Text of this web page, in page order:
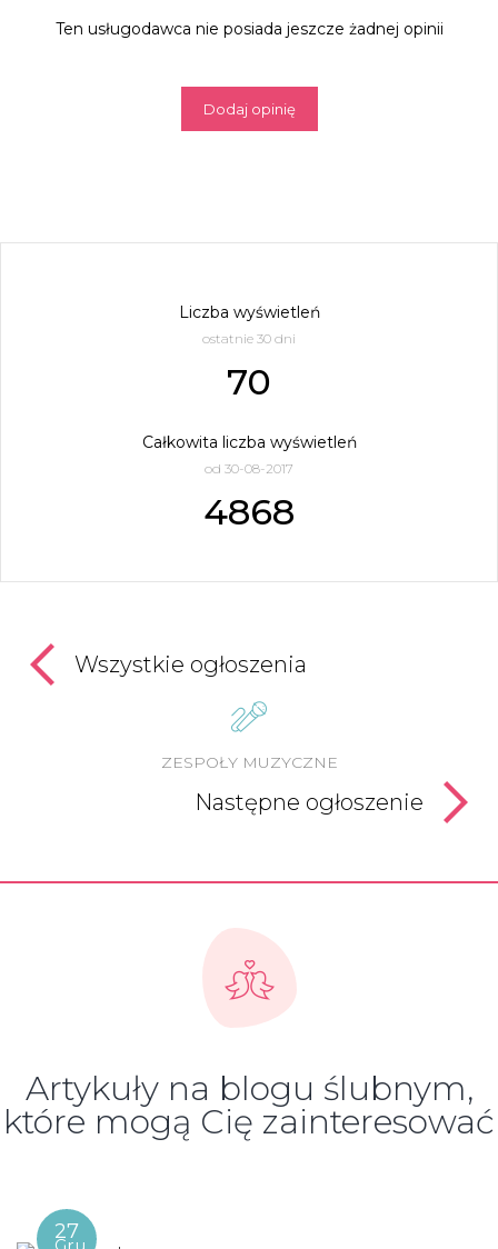
Ten usługodawca nie posiada jeszcze żadnej opinii
Dodaj opinię
Liczba wyświetleń
ostatnie 30 dni
70
Całkowita liczba wyświetleń
od 30-08-2017
4868
Wszystkie ogłoszenia
ZESPOŁY MUZYCZNE
Następne ogłoszenie
Artykuły na blogu ślubnym,
które mogą Cię zainteresować
27